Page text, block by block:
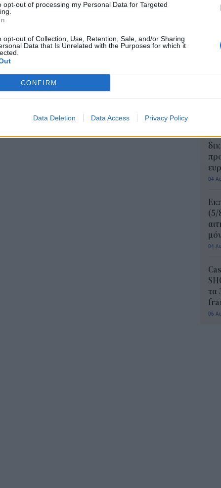
opt-out of processing my Personal Data for Targeted
opt-out of Collection, Use, Retention, Sale, and/or Sharing
Data that Is Unrelated with the Purposes for which it
CONFIRM
Data Deletion Data Access Privacy Policy
e-
04
(5/
04
τα
06